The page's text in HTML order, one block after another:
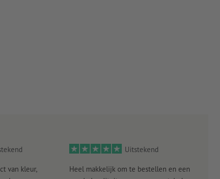
van kleur,
Uitstekend
Heel makkelijk om te bestellen en een